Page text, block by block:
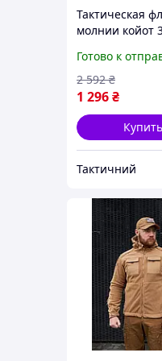
Тактическая
молнии койот
флиска койот,
флиска койот
Ne2kx
Готово к
1 296₴
2 592 ₴
Купить
Тактичний